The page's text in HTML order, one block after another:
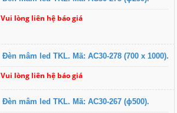
Vui lòng liên hệ báo giá
Đèn mâm led TKL. Mã: AC30-278 (700 x 1000).
Vui lòng liên hệ báo giá
Đèn mâm led TKL. Mã: AC30-267 (ɸ500).